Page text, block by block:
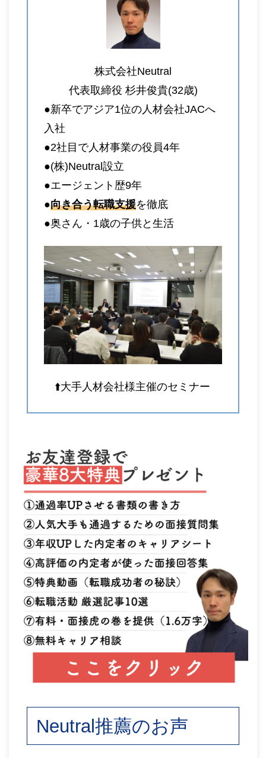
株式会社Neutral
代表取締役 杉井俊貴(32歳)
●新卒でアジア1位の人材会社JACへ
入社
●2社目で人材事業の役員4年
●(株)Neutral設立
●エージェント歴9年
●向き合う転職支援を徹底
●奥さん・1歳の子供と生活
⬆️大手人材会社様主催のセミナー
Neutral推薦のお声